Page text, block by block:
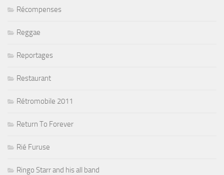
Récompenses
Reggae
Reportages
Restaurant
Rétromobile 2011
Return To Forever
Rié Furuse
Ringo Starr and his all band